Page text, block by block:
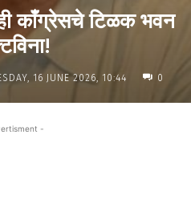
काँग्रेसचे टिळक भवन
16 JUNE 2026, 10:44 0
-